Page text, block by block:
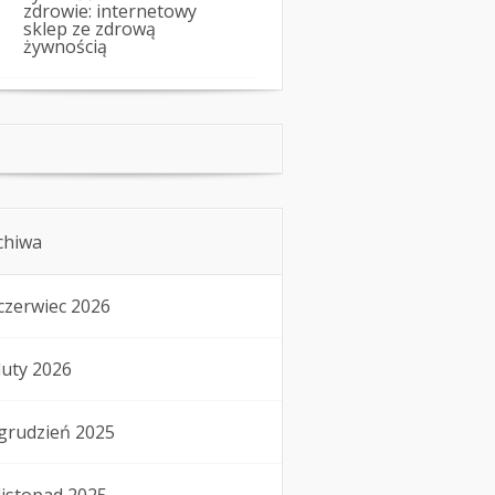
zdrowie: internetowy
sklep ze zdrową
żywnością
2026
2026
2025